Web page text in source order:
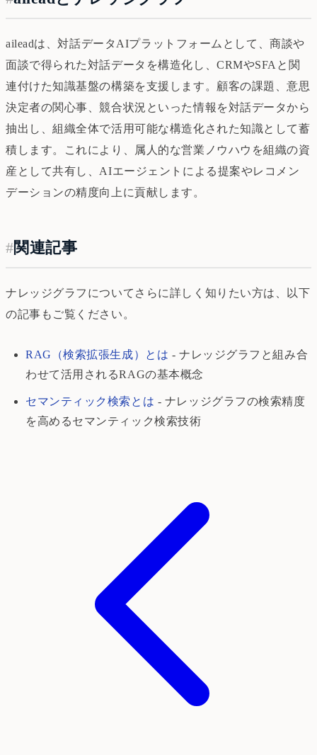
aileadは、対話データAIプラットフォームとして、商談や
面談で得られた対話データを構造化し、CRMやSFAと関
連付けた知識基盤の構築を支援します。顧客の課題、意思
決定者の関心事、競合状況といった情報を対話データから
抽出し、組織全体で活用可能な構造化された知識として蓄
積します。これにより、属人的な営業ノウハウを組織の資
産として共有し、AIエージェントによる提案やレコメン
デーションの精度向上に貢献します。
#関連記事
ナレッジグラフについてさらに詳しく知りたい方は、以下
の記事もご覧ください。
RAG（検索拡張生成）とは - ナレッジグラフと組み合
わせて活用されるRAGの基本概念
セマンティック検索とは - ナレッジグラフの検索精度
を高めるセマンティック検索技術